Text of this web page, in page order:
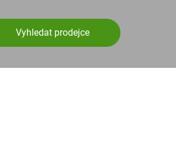
Vyhledat prodejce